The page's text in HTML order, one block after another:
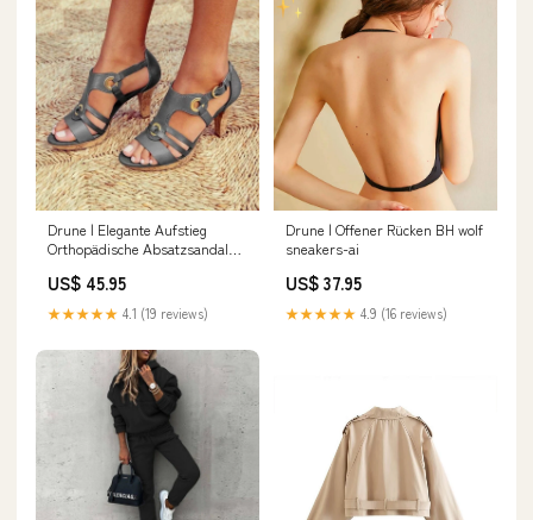
Drune | Elegante Aufstieg
Orthopädische Absatzsandale
US$ 45.95
★★★★★ 4.1 (19 reviews)
Drune | Offener Rücken BH wolf
sneakers-ai
US$ 37.95
★★★★★ 4.9 (16 reviews)